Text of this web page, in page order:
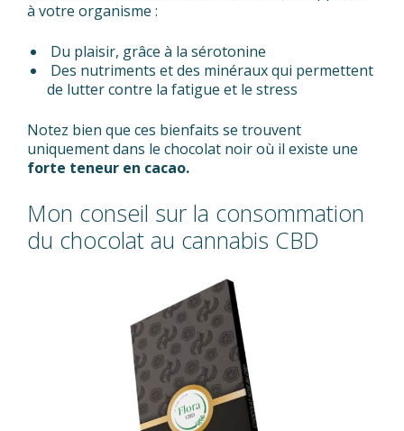
à votre organisme :
Du plaisir, grâce à la sérotonine
Des nutriments et des minéraux qui permettent
de lutter contre la fatigue et le stress
Notez bien que ces bienfaits se trouvent
uniquement dans le chocolat noir où il existe une
forte teneur en cacao.
Mon conseil sur la consommation
du chocolat au cannabis CBD